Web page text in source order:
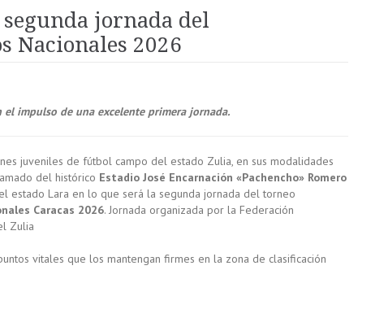
jornada del
Nacionales 2026
impulso de una excelente primera jornada.
juveniles de fútbol campo del estado Zulia, en sus modalidades
del histórico Estadio José Encarnación «Pachencho» Romero
estado Lara en lo que será la segunda jornada del torneo
Caracas 2026. Jornada organizada por la Federación
Zulia
vitales que los mantengan firmes en la zona de clasificación